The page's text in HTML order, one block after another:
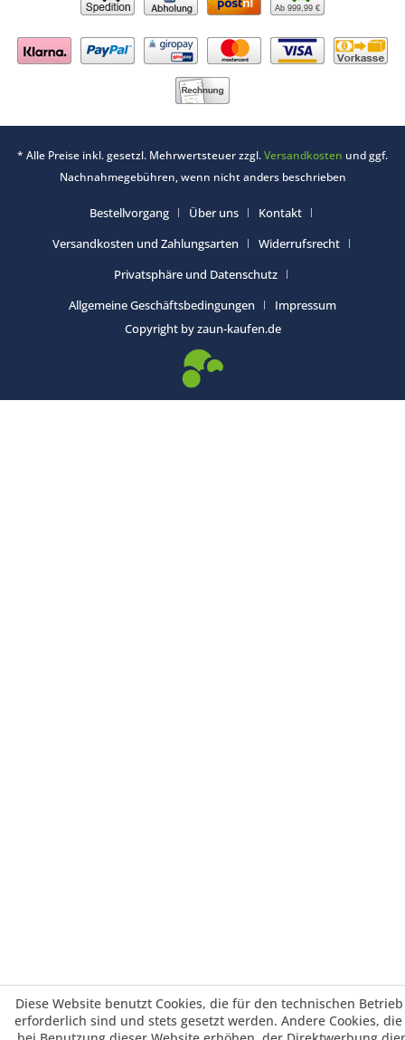
Ab 999,99 €
* Alle Preise inkl. gesetzl. Mehrwertsteuer zzgl.Versandkosten und ggf.
Nachnahmegebühren, wenn nicht anders beschrieben
Bestellvorgang Über uns
Kontakt
Versandkosten und Zahlungsarten
Widerrufsrecht
Privatsphäre und Datenschutz
Allgemeine Geschäftsbedingungen
Impressum
Copyright by zaun-kaufen.de
Diese Website benutzt Cookies, die für den technischen
erforderlich sind und stets gesetzt werden. Andere Cookies,